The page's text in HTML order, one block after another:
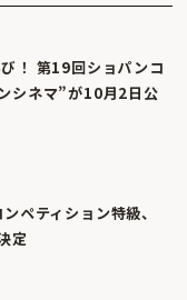
！ 第19回ショパンコ
シネマ”が10月2日公
ペティション特級、
定